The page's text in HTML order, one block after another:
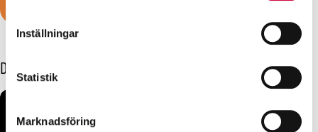
Vi använder enhetsidentifierare för att anpassa innehållet
för sociala medier och analysera vår trafik. Vi
vidarebefordrar även sådana identifierare och annan
annons- och analysföretag som vi samarbetar med.
Inställningar
Statistik
Marknadsföring
Dessa kanske också intresserar dig